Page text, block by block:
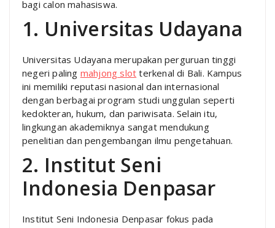
bagi calon mahasiswa.
1. Universitas Udayana
Universitas Udayana merupakan perguruan tinggi
negeri paling mahjong slot terkenal di Bali. Kampus
ini memiliki reputasi nasional dan internasional
dengan berbagai program studi unggulan seperti
kedokteran, hukum, dan pariwisata. Selain itu,
lingkungan akademiknya sangat mendukung
penelitian dan pengembangan ilmu pengetahuan.
2. Institut Seni
Indonesia Denpasar
Institut Seni Indonesia Denpasar fokus pada